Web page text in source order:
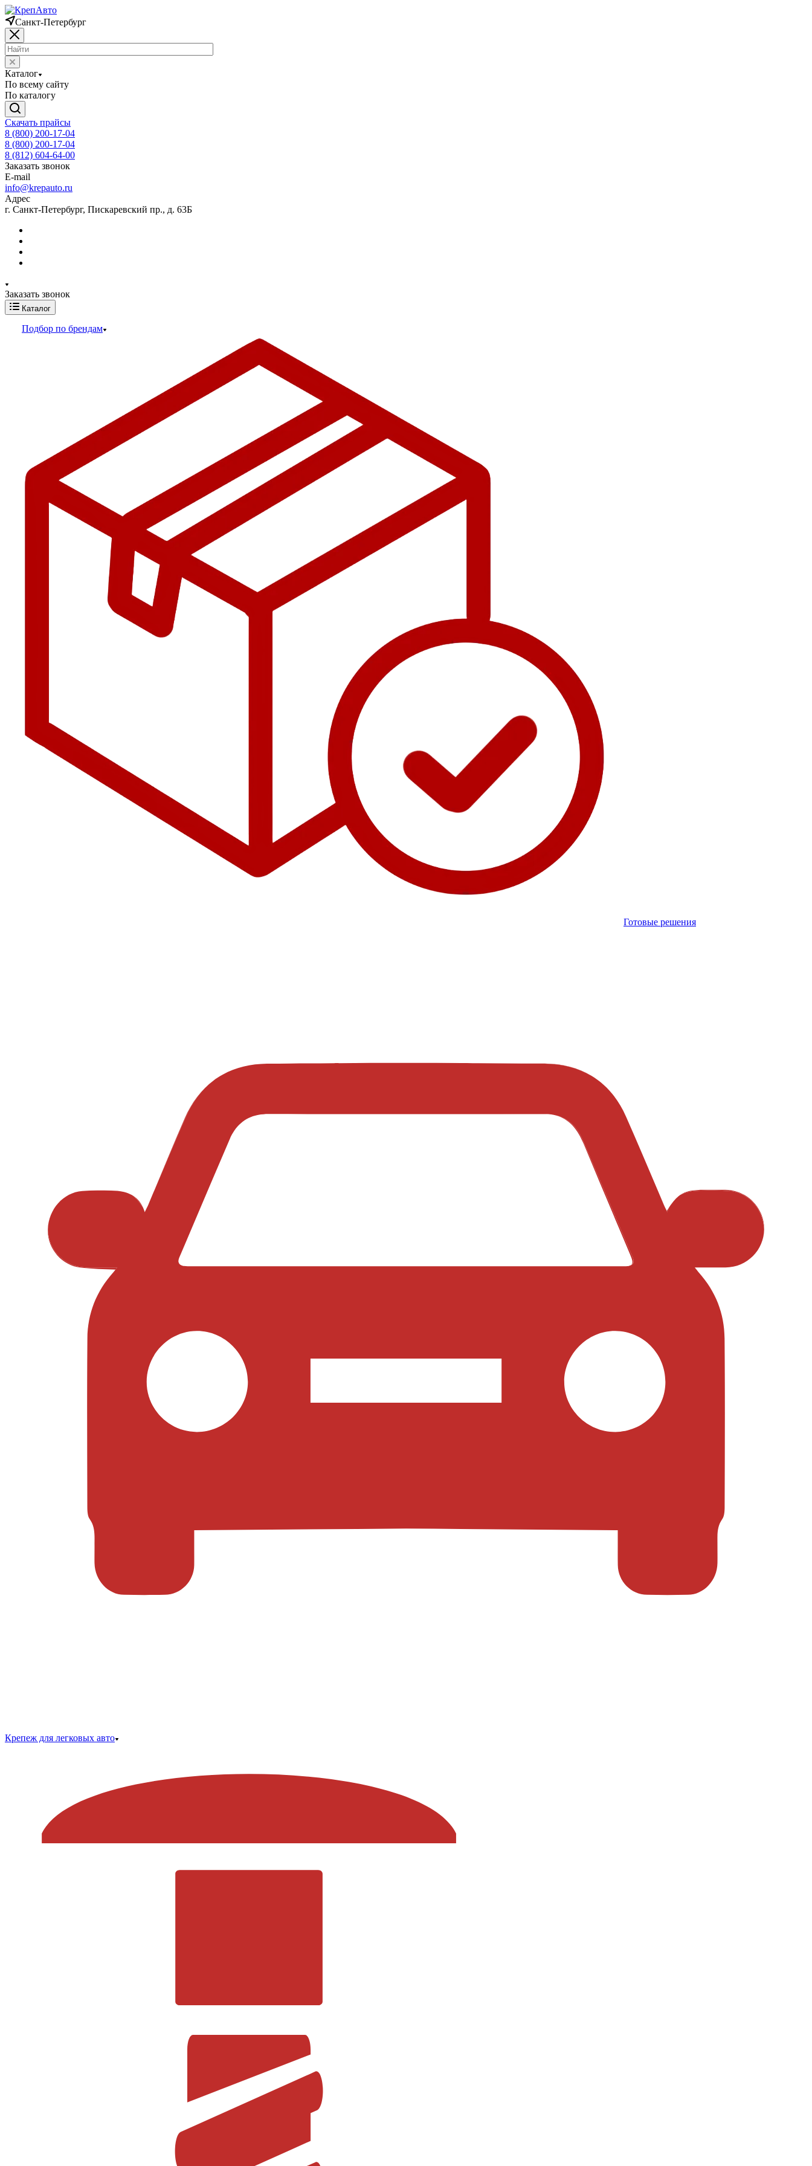
Санкт-Петербург
Каталог
По всему сайту
По каталогу
Скачать прайсы
8 (800) 200-17-04
8 (800) 200-17-04
8 (812) 604-64-00
Заказать звонок
E-mail
info@krepauto.ru
Адрес
г. Санкт-Петербург, Пискаревский пр., д. 63Б
Заказать звонок
Каталог
Подбор по брендам
Готовые решения
Крепеж для легковых авто